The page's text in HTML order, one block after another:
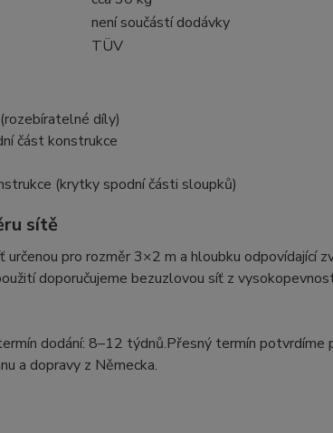
není součástí dodávky
TÜV
díly)
část konstrukce
(krytky spodní části sloupků)
sítě
pro rozměr 3×2 m a hloubku odpovídající
doporučujeme bezuzlovou síť z
dodání: 8–12 týdnů.Přesný termín potvrdíme
a dopravy z Německa.